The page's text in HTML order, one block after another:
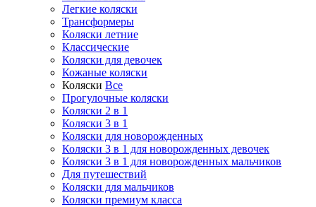
Легкие коляски
Трансформеры
Коляски летние
Классические
Коляски для девочек
Кожаные коляски
Коляски Все
Прогулочные коляски
Коляски 2 в 1
Коляски 3 в 1
Коляски для новорожденных
Коляски 3 в 1 для новорожденных девочек
Коляски 3 в 1 для новорожденных мальчиков
Для путешествий
Коляски для мальчиков
Коляски премиум класса